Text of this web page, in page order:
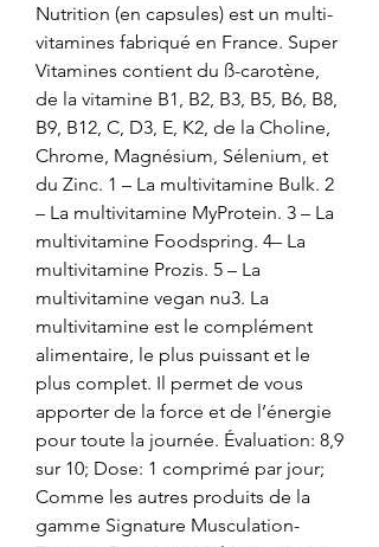
Nutrition (en capsules) est un multi-
vitamines fabriqué en France. Super
Vitamines contient du ß-carotène,
de la vitamine B1, B2, B3, B5, B6, B8,
B9, B12, C, D3, E, K2, de la Choline,
Chrome, Magnésium, Sélenium, et
du Zinc. 1 – La multivitamine Bulk. 2
– La multivitamine MyProtein. 3 – La
multivitamine Foodspring. 4– La
multivitamine Prozis. 5 – La
multivitamine vegan nu3. La
multivitamine est le complément
alimentaire, le plus puissant et le
plus complet. Il permet de vous
apporter de la force et de l’énergie
pour toute la journée. Évaluation: 8,9
sur 10; Dose: 1 comprimé par jour;
Comme les autres produits de la
gamme Signature Musculation-